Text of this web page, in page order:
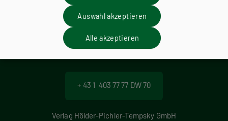
Wir sind gerne für Sie da!
+ 43 1 403 77 77 DW 70
Verlag Hölder-Pichler-Tempsky GmbH
Auswahl akzeptieren
Alle akzeptieren